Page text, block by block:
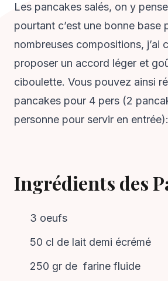
Les pancakes salés, on y
pourtant c’est une bonne base
nombreuses compositions, j’ai
proposer un accord léger et
ciboulette. Vous pouvez ainsi
pancakes pour 4 pers (2
personne pour servir en entrée):
Ingrédients des
3 oeufs
50 cl de lait demi écrémé
250 gr de farine fluide